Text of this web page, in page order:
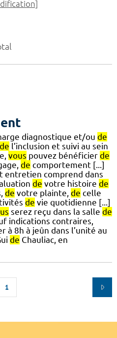
diagnostique et/ou de
de l’inclusion et suivi au sein
vous pouvez bénéficier de
de comportement [...]
entretien comprend dans
de votre histoire de
de votre plainte, de celle
de vie quotidienne [...]
serez reçu dans la salle de
indications contraires,
à 8h à jeûn dans l’unité au
de Chauliac, en
1